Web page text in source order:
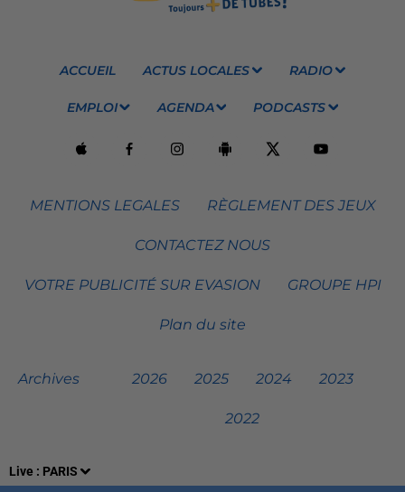
Live : PARIS
ACCUEIL ACTUS LOCALES RADIO
EMPLOI AGENDA PODCASTS
MENTIONS LEGALES RÈGLEMENT DES JEUX
CONTACTEZ NOUS
VOTRE PUBLICITÉ SUR EVASION GROUPE HPI
Plan du site
Archives 2026 2025 2024 2023
2022